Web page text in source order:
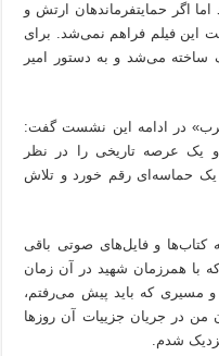
اگر حمایتفرماندهان ارتش و
این فیلم فراهم‌ نمی‌شد. برای
ساخته می‌شد و به دستور امیر
در ادامه این نشست گفت:
یک عرصه تاریخی را در نظر
حماسه‌ای رقم خورد و تلاش
کتاب‌ها و فایل‌های صوتی باقی
با همرزمان شهید در آن زمان
مسیری که باید پیش می‌رفتم،
من در جریان جزییات آن روزها
شدم.